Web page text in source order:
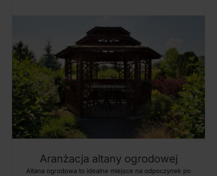
Aranżacja altany ogrodowej
Altana ogrodowa to idealne miejsce na odpoczynek po